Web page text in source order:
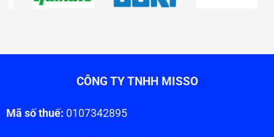
CÔNG TY TNHH MISSO
Mã số thuế: 0107342895